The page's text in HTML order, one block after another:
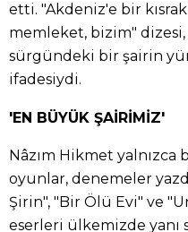
etti. "Akdeniz'e bir
memleket, bizim"
sürgündeki bir şairin
ifadesiydi.
'EN BÜYÜK ŞAİRİMİZ'
Nâzım Hikmet
oyunlar, denemeler
Şirin", "Bir Ölü Evi" ve
eserleri ülkemizde yanı